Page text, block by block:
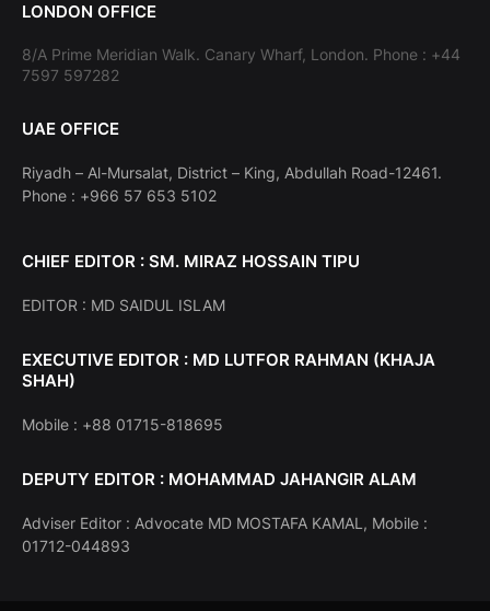
LONDON OFFICE
8/A Prime Meridian Walk. Canary Wharf, London. Phone : +44
7597 597282
UAE OFFICE
Riyadh – Al-Mursalat, District – King, Abdullah Road-12461.
Phone : +966 57 653 5102
CHIEF EDITOR : SM. MIRAZ HOSSAIN TIPU
EDITOR : MD SAIDUL ISLAM
EXECUTIVE EDITOR : MD LUTFOR RAHMAN (KHAJA
SHAH)
Mobile : +88 01715-818695
DEPUTY EDITOR : MOHAMMAD JAHANGIR ALAM
Adviser Editor : Advocate MD MOSTAFA KAMAL, Mobile :
01712-044893